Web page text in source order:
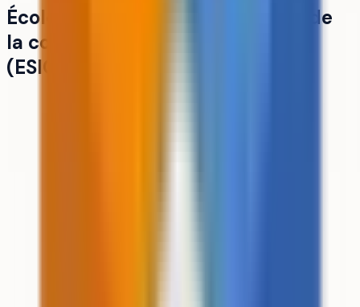
École supérieure de l'innovation de
la conception et de la simulation
(ESICS)